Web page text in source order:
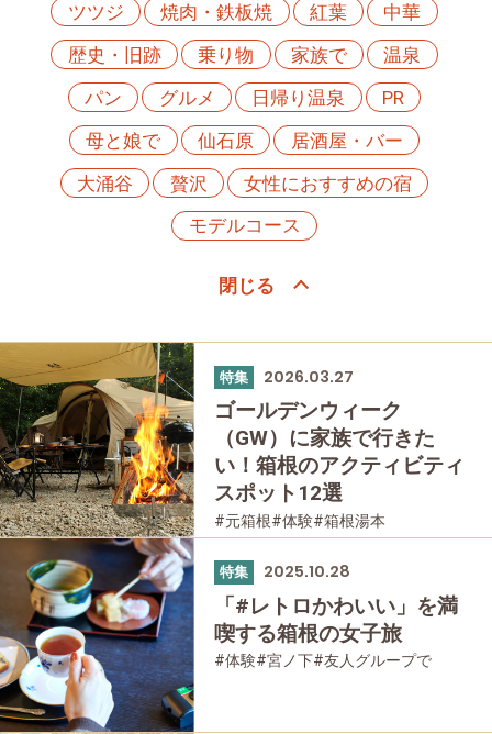
ツツジ
焼肉・鉄板焼 紅葉
中華
歴史・旧跡
乗り物 家族で
温泉
パン
グルメ 日帰り温泉
PR
母と娘で
仙石原
居酒屋・バー
大涌谷
贅沢
女性におすすめの宿
モデルコース
特集 2026.03.27
ゴールデンウィーク
（GW）に家族で行きた
い！箱根のアクティビティ
スポット12選
#元箱根#体験#箱根湯本
#箱根フリーパス#家族で
#公園・自然#母と娘で
特集 2025.10.28
「#レトロかわいい」を満
喫する箱根の女子旅
#体験#宮ノ下#友人グループで